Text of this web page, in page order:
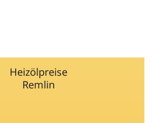
Heizölpreise
Remlin